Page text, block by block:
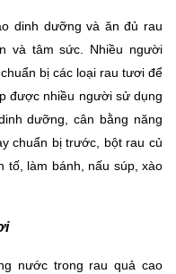
dinh dưỡng và ăn đủ rau
và tâm sức. Nhiều người
bị các loại rau tươi để
được nhiều người sử dụng
dưỡng, cân bằng năng
chuẩn bị trước, bột rau củ
tố, làm bánh, nấu súp, xào
nước trong rau quả cao